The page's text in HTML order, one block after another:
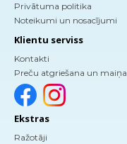
Privātuma politika
Noteikumi un nosacījumi
Klientu serviss
Kontakti
Preču atgriešana un maiņa
Ekstras
Ražotāji